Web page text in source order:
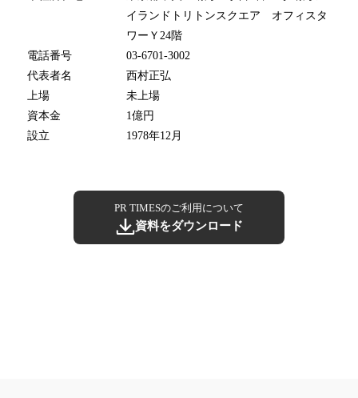
イランドトリトンスクエア オフィスタ
ワーＹ24階
電話番号
03-6701-3002
代表者名
西村正弘
上場
未上場
資本金
1億円
設立
1978年12月
PR TIMESのご利用について
資料をダウンロード